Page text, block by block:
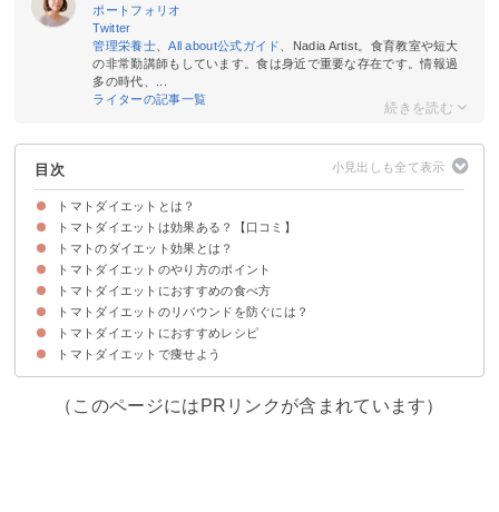
ポートフォリオ
Twitter
管理栄養士、All about公式ガイド
、Nadia Artist。食育教室や短大
の非常勤講師もしています。食は身近で重要な存在です。情報過
多の時代、...
ライターの記事一覧
目次
トマトダイエットとは？
食事の最初にトマトを食べるダイエット
トマトがダイエットに人気な理由
トマトダイエットは効果ある？【口コミ】
痩せた口コミ
痩せなかった口コミ
トマトのダイエット効果とは？
①代謝を促進
②脂肪を燃焼
③むくみを解消する
④便秘解消
⑤デトックス効果
⑥成長ホルモンを分泌
トマトダイエットのやり方のポイント
①トマトを食べる時間
②トマトの摂取量
トマトダイエットにおすすめの食べ方
①トマトの皮も食べる
②トマトジュースを飲む
③トマトを加熱調理する
④よく噛んで満腹中枢を刺激する
⑤オイルと一緒に摂る
トマトダイエットのリバウンドを防ぐには？
①過度な食事制限をしない
②置き換えダイエットをしない
トマトダイエットにおすすめレシピ
①チキンのトマト煮込み
②トマトとたらのムニエル
③焼きトマト
④トマトで作るガスパチョ
トマトダイエットで痩せよう
（このページにはPRリンクが含まれています）